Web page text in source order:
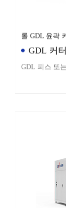
GDL 커터